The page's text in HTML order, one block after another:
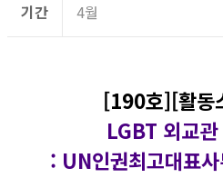
기간 4월
[190호][활동
LGBT 외교
: UN인권최고대표